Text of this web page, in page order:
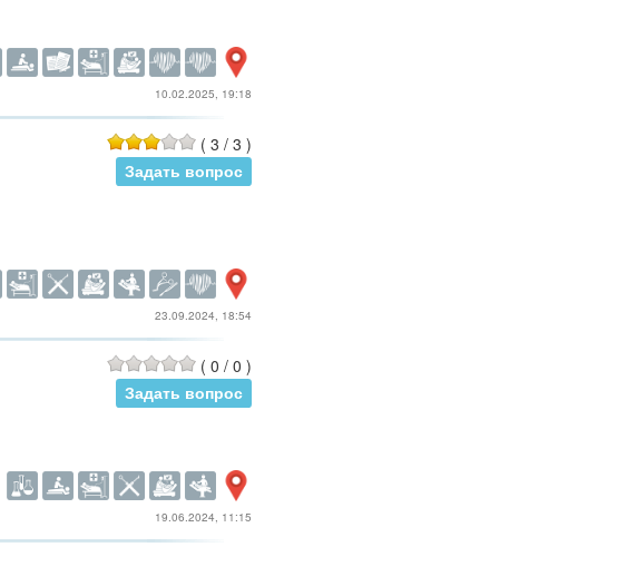
10.02.2025, 19:18
( 3 / 3 )
Задать вопрос
23.09.2024, 18:54
( 0 / 0 )
Задать вопрос
19.06.2024, 11:15